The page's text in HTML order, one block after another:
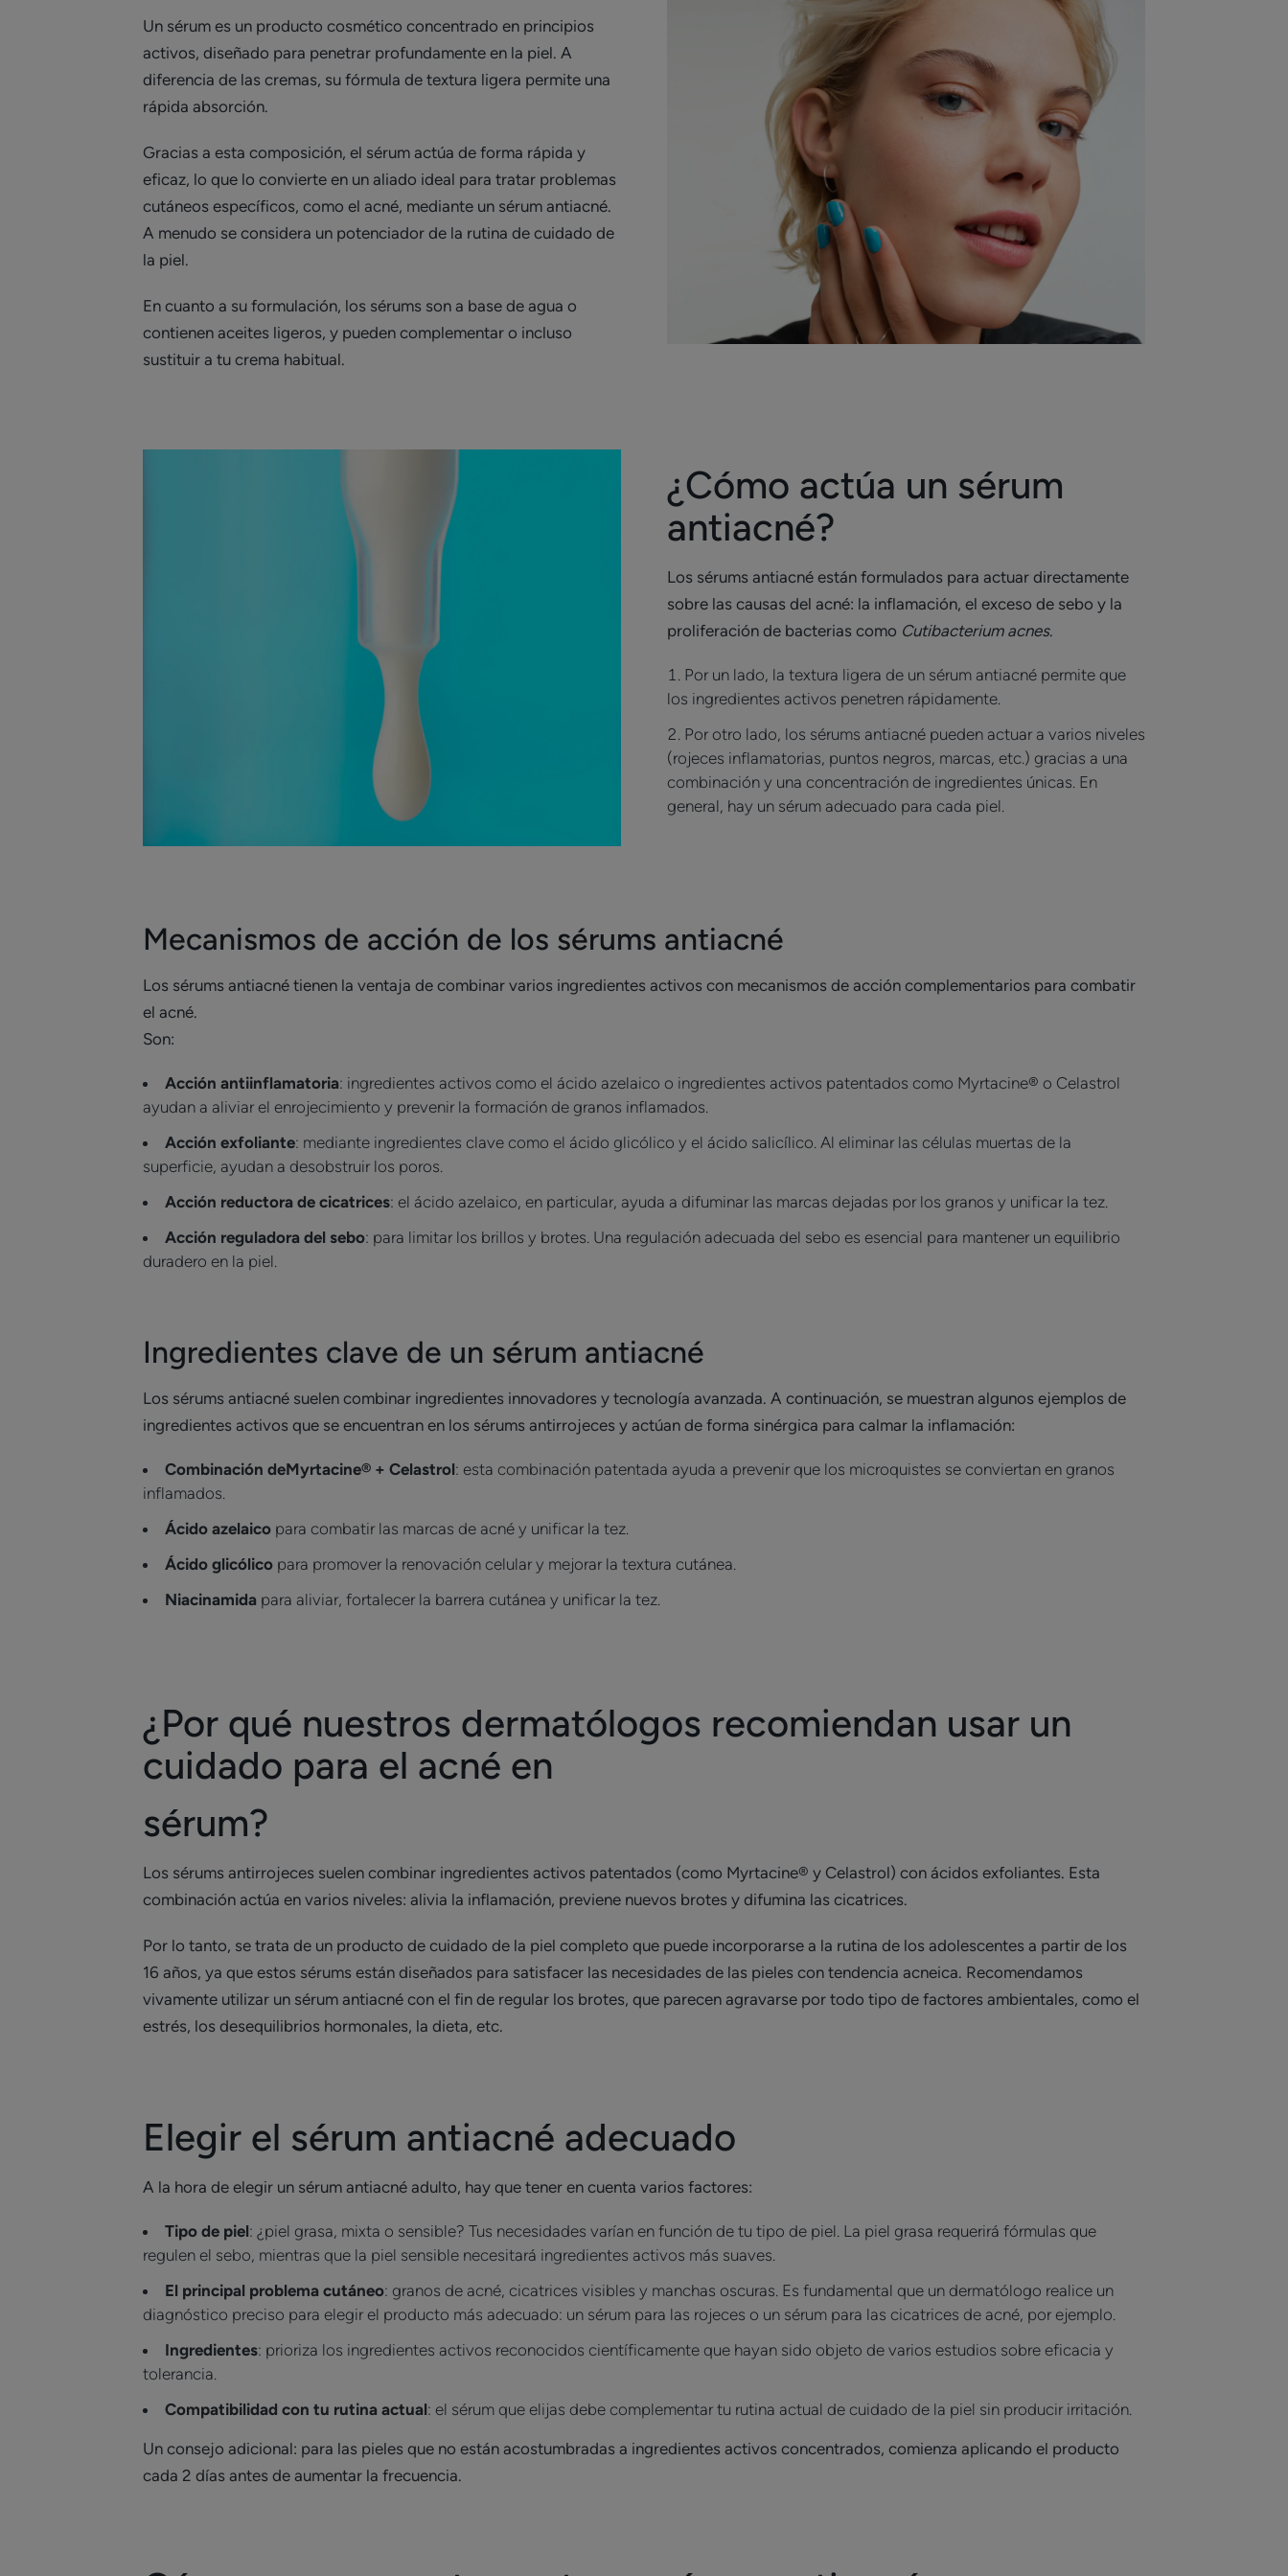
Un sérum es un producto cosmético concentrado en principios
activos, diseñado para penetrar profundamente en la piel. A
diferencia de las cremas, su fórmula de textura ligera permite una
rápida absorción.
Gracias a esta composición, el sérum actúa de forma rápida y
eficaz, lo que lo convierte en un aliado ideal para tratar problemas
cutáneos específicos, como el acné, mediante un sérum antiacné.
A menudo se considera un potenciador de la rutina de cuidado de
la piel.
En cuanto a su formulación, los sérums son a base de agua o
contienen aceites ligeros, y pueden complementar o incluso
sustituir a tu crema habitual.
¿Cómo actúa un sérum
antiacné?
Los sérums antiacné están formulados para actuar directamente
sobre las causas del acné: la inflamación, el exceso de sebo y la
proliferación de bacterias como Cutibacterium acnes.
Por un lado, la textura ligera de un sérum antiacné permite que
los ingredientes activos penetren rápidamente.
Por otro lado, los sérums antiacné pueden actuar a varios niveles
(rojeces inflamatorias, puntos negros, marcas, etc.) gracias a una
combinación y una concentración de ingredientes únicas. En
general, hay un sérum adecuado para cada piel.
Mecanismos de acción de los sérums antiacné
Los sérums antiacné tienen la ventaja de combinar varios ingredientes activos con mecanismos de acción complementarios para combatir
el acné.
Son:
Acción antiinflamatoria: ingredientes activos como el ácido azelaico o ingredientes activos patentados como Myrtacine® o Celastrol
ayudan a aliviar el enrojecimiento y prevenir la formación de granos inflamados.
Acción exfoliante: mediante ingredientes clave como el ácido glicólico y el ácido salicílico. Al eliminar las células muertas de la
superficie, ayudan a desobstruir los poros.
Acción reductora de cicatrices: el ácido azelaico, en particular, ayuda a difuminar las marcas dejadas por los granos y unificar la tez.
Acción reguladora del sebo: para limitar los brillos y brotes. Una regulación adecuada del sebo es esencial para mantener un equilibrio
duradero en la piel.
Ingredientes clave de un sérum antiacné
Los sérums antiacné suelen combinar ingredientes innovadores y tecnología avanzada. A continuación, se muestran algunos ejemplos de
ingredientes activos que se encuentran en los sérums antirrojeces y actúan de forma sinérgica para calmar la inflamación:
Combinación deMyrtacine® + Celastrol: esta combinación patentada ayuda a prevenir que los microquistes se conviertan en granos
inflamados.
Ácido azelaicopara combatir las marcas de acné y unificar la tez.
Ácido glicólicopara promover la renovación celular y mejorar la textura cutánea.
Niacinamidapara aliviar, fortalecer la barrera cutánea y unificar la tez.
¿Por qué nuestros dermatólogos recomiendan usar un
cuidado para el acné en
sérum?
Los sérums antirrojeces suelen combinar ingredientes activos patentados (como Myrtacine® y Celastrol) con ácidos exfoliantes. Esta
combinación actúa en varios niveles: alivia la inflamación, previene nuevos brotes y difumina las cicatrices.
Por lo tanto, se trata de un producto de cuidado de la piel completo que puede incorporarse a la rutina de los adolescentes a partir de los
16 años, ya que estos sérums están diseñados para satisfacer las necesidades de las pieles con tendencia acneica. Recomendamos
vivamente utilizar un sérum antiacné con el fin de regular los brotes, que parecen agravarse por todo tipo de factores ambientales, como el
estrés, los desequilibrios hormonales, la dieta, etc.
Elegir el sérum antiacné adecuado
A la hora de elegir un sérum antiacné adulto, hay que tener en cuenta varios factores:
Tipo de piel: ¿piel grasa, mixta o sensible? Tus necesidades varían en función de tu tipo de piel. La piel grasa requerirá fórmulas que
regulen el sebo, mientras que la piel sensible necesitará ingredientes activos más suaves.
El principal problema cutáneo: granos de acné, cicatrices visibles y manchas oscuras. Es fundamental que un dermatólogo realice un
diagnóstico preciso para elegir el producto más adecuado: un sérum para las rojeces o un sérum para las cicatrices de acné, por ejemplo.
Ingredientes: prioriza los ingredientes activos reconocidos científicamente que hayan sido objeto de varios estudios sobre eficacia y
tolerancia.
Compatibilidad con tu rutina actual: el sérum que elijas debe complementar tu rutina actual de cuidado de la piel sin producir irritación.
Un consejo adicional: para las pieles que no están acostumbradas a ingredientes activos concentrados, comienza aplicando el producto
cada 2 días antes de aumentar la frecuencia.